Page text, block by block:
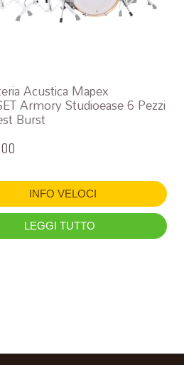
Acustica Mapex
Armory Studioease 6 Pezzi
Burst
INFO VELOCI
LEGGI TUTTO